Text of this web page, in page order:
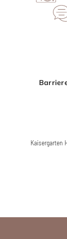
Kaisergarten